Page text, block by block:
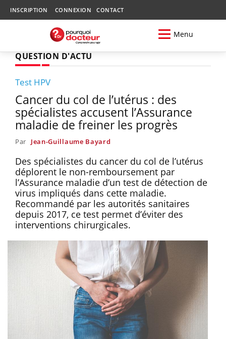
INSCRIPTION CONNEXION CONTACT
Menu
QUESTION D'ACTU
Test HPV
Cancer du col de l’utérus : des
spécialistes accusent l’Assurance
maladie de freiner les progrès
Par Jean-Guillaume Bayard
Des spécialistes du cancer du col de l’utérus
déplorent le non-remboursement par
l’Assurance maladie d’un test de détection de
virus impliqués dans cette maladie.
Recommandé par les autorités sanitaires
depuis 2017, ce test permet d’éviter des
interventions chirurgicales.